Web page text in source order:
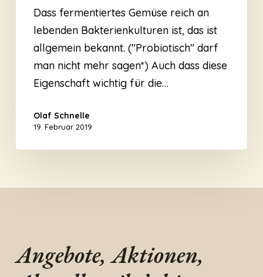
Dass fermentiertes Gemüse reich an
lebenden Bakterienkulturen ist, das ist
allgemein bekannt. ("Probiotisch" darf
man nicht mehr sagen*) Auch dass diese
Eigenschaft wichtig für die…
Olaf Schnelle
19. Februar 2019
Angebote, Aktionen,